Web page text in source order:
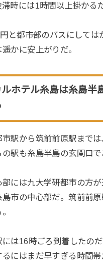
時には1時間以上掛かる
と都市部のバスにしては
かに安上がりだ。
ホテル糸島は糸島半
市駅から筑前前原駅まで
駅も糸島半島の玄関口で
部には九大学研都市の方
島市の中心部だ。筑前前
は16時ごろ到着したの
るにはまだ早すぎる時間帯